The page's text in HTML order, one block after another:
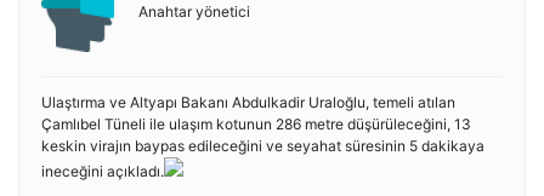
Anahtar yönetici
Ulaştırma ve Altyapı Bakanı Abdulkadir Uraloğlu, temeli atılan
Çamlıbel Tüneli ile ulaşım kotunun 286 metre düşürüleceğini, 13
keskin virajın baypas edileceğini ve seyahat süresinin 5 dakikaya
ineceğini açıkladı.